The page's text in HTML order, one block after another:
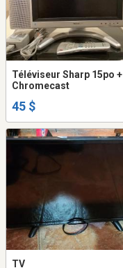
Téléviseur Sharp 15po +
Chromecast
45 $
TV